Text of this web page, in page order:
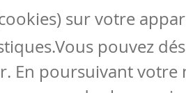
Suivez-nous
Contactez-nous
Soutien scolaire
sur votre
pouvez
En poursuivant